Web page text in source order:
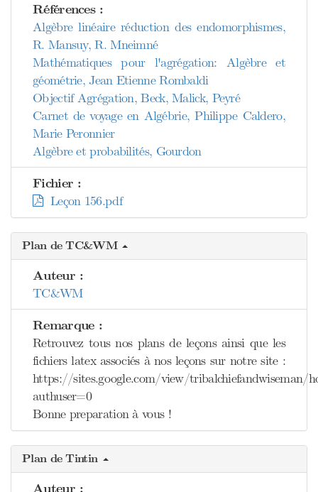
Références :
Algèbre linéaire réduction des endomorphismes,
R. Mansuy, R. Mneimné
Mathématiques pour l'agrégation: Algèbre et
géométrie, Jean Etienne Rombaldi
Objectif Agrégation, Beck, Malick, Peyré
Carnet de voyage en Algébrie, Philippe Caldero,
Marie Peronnier
Algèbre et probabilités, Gourdon
Fichier :
Leçon 156.pdf
Plan de TC&WM
Auteur :
TC&WM
Remarque :
Retrouvez tous nos plans de leçons ainsi que les
fichiers latex associés à nos leçons sur notre site :
https://sites.google.com/view/tribalchiefandwiseman/
authuser=0
Bonne preparation à vous !
Plan de Tintin